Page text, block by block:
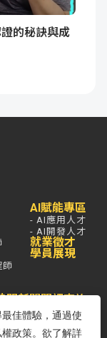
的秘訣與成
AI賦能專區
- AI應用人才
- AI開發人才
就業徵才
學員展現
門新聞
校據點
開課查詢
佳體驗，通過使
政策。欲了解詳